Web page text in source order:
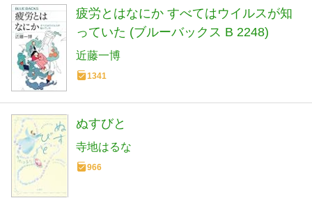
疲労とはなにか すべてはウイルスが知
っていた (ブルーバックス B 2248)
近藤一博
1341
ぬすびと
寺地はるな
966